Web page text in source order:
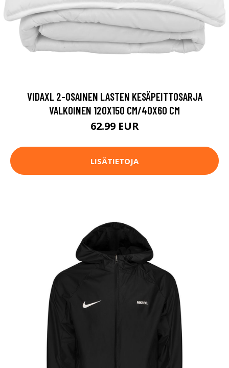
VIDAXL 2-OSAINEN LASTEN KESÄPEITTOSARJA
VALKOINEN 120X150 CM/40X60 CM
62.99 EUR
LISÄTIETOJA